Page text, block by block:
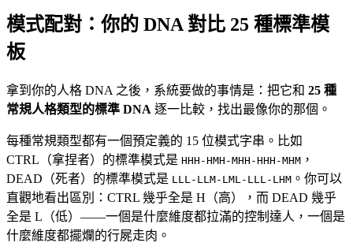
模式配對：你的 DNA 對比 25 種標準模
板
拿到你的人格 DNA 之後，系統要做的事情是：把它和 25 種
常規人格類型的標準 DNA 逐一比較，找出最像你的那個。
每種常規類型都有一個預定義的 15 位模式字串。比如
CTRL（拿捏者）的標準模式是 HHH-HMH-MHH-HHH-MHM ，
DEAD（死者）的標準模式是 LLL-LLM-LML-LLL-LHM 。你可以
直觀地看出區別：CTRL 幾乎全是 H（高），而 DEAD 幾乎
全是 L（低）——一個是什麼維度都拉滿的控制達人，一個是
什麼維度都擺爛的行屍走肉。